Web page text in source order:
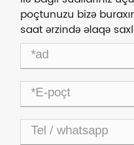
poçtunuzu bizə
saat ərzində əlaqə